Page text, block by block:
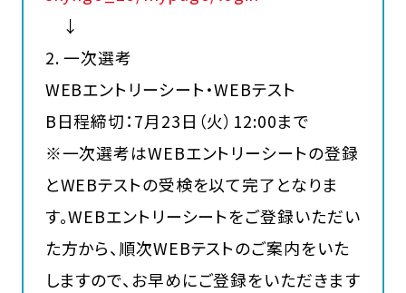
↓
2. 一次選考
WEBエントリーシート・WEBテスト
B日程締切：7月23日（火）12:00まで
※一次選考はWEBエントリーシートの登録
とWEBテストの受検を以て完了となりま
す。WEBエントリーシートをご登録いただい
た方から、順次WEBテストのご案内をいた
しますので、お早めにご登録をいただきます